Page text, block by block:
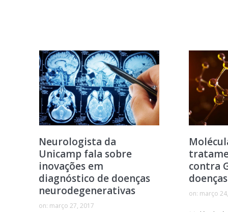
Neurologista da
Unicamp fala sobre
inovações em
diagnóstico de doenças
neurodegenerativas
on: março 27, 2017
contra
on: março